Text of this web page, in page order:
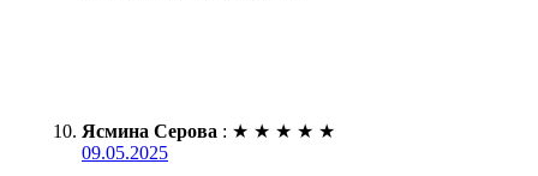
Ясмина Серова : ★ ★ ★ ★ ★
09.05.2025